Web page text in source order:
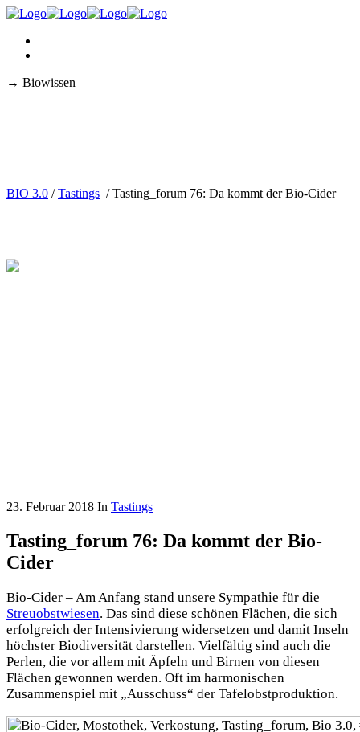
→ Biowissen
BIO 3.0 /Tastings /Tasting_forum 76: Da kommt der Bio-Cider
23. Februar 2018 In Tastings
Tasting_forum 76: Da kommt der Bio-
Cider
Bio-Cider – Am Anfang stand unsere Sympathie für die
Streuobstwiesen. Das sind diese schönen Flächen, die sich
erfolgreich der Intensivierung widersetzen und damit Inseln
höchster Biodiversität darstellen. Vielfältig sind auch die
Perlen, die vor allem mit Äpfeln und Birnen von diesen
Flächen gewonnen werden. Oft im harmonischen
Zusammenspiel mit „Ausschuss“ der Tafelobstproduktion.